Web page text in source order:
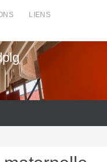
LIENS